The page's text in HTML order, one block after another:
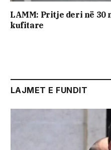
LAMM: Pritje deri në 30
kufitare
LAJMET E FUNDIT